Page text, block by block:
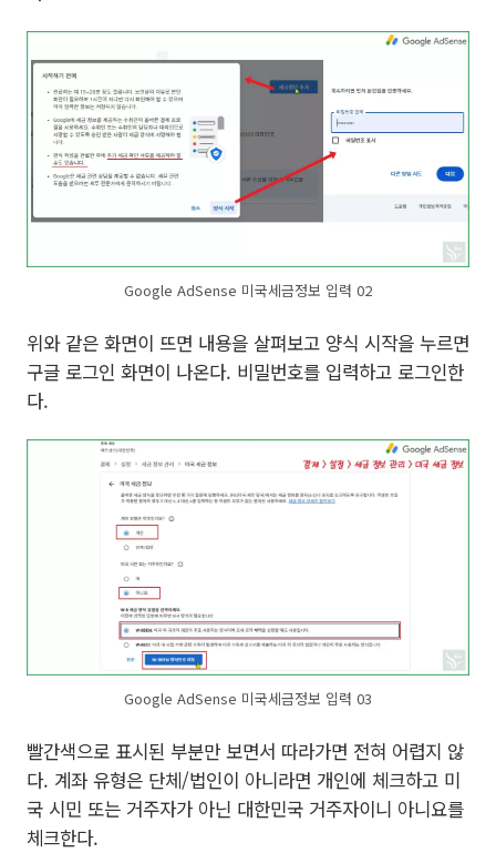
Google AdSense 미국세금정보 입력 02
위와 같은 화면이 뜨면 내용을 살펴보고 양식 시작을 누르면
구글 로그인 화면이 나온다. 비밀번호를 입력하고 로그인한
다.
Google AdSense 미국세금정보 입력 03
빨간색으로 표시된 부분만 보면서 따라가면 전혀 어렵지 않
다. 계좌 유형은 단체/법인이 아니라면 개인에 체크하고 미
국 시민 또는 거주자가 아닌 대한민국 거주자이니 아니요를
체크한다.